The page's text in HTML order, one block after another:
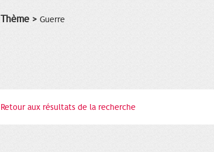
Thème > Guerre
Retour aux résultats de la recherche